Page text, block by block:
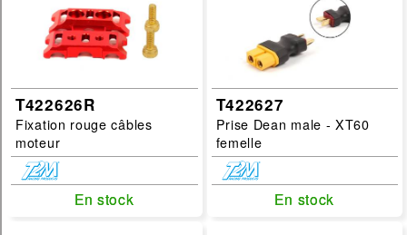
T422626R
Fixation rouge câbles
moteur
En stock
En stock
T422627
Prise Dean male - XT60
femelle
En stock
En stock